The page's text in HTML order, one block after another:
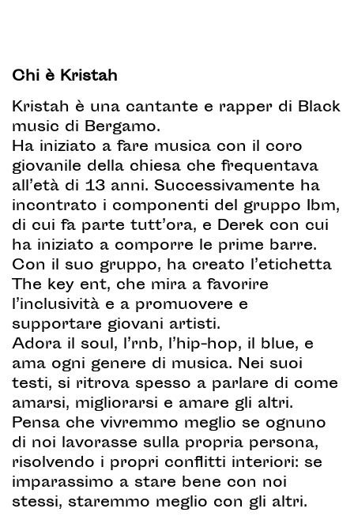
Chi è Kristah
Kristah è una cantante e rapper di Black
music di Bergamo.
Ha iniziato a fare musica con il coro
giovanile della chiesa che frequentava
all’età di 13 anni. Successivamente ha
incontrato i componenti del gruppo Ibm,
di cui fa parte tutt’ora, e Derek con cui
ha iniziato a comporre le prime barre.
Con il suo gruppo, ha creato l’etichetta
The key ent, che mira a favorire
l’inclusività e a promuovere e
supportare giovani artisti.
Adora il soul, l’rnb, l’hip-hop, il blue, e
ama ogni genere di musica. Nei suoi
testi, si ritrova spesso a parlare di come
amarsi, migliorarsi e amare gli altri.
Pensa che vivremmo meglio se ognuno
di noi lavorasse sulla propria persona,
risolvendo i propri conflitti interiori: se
imparassimo a stare bene con noi
stessi, staremmo meglio con gli altri.